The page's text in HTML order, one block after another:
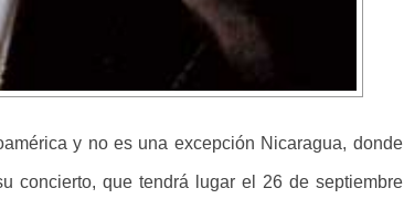
y no es una excepción Nicaragua, donde
concierto, que tendrá lugar el 26 de septiembre